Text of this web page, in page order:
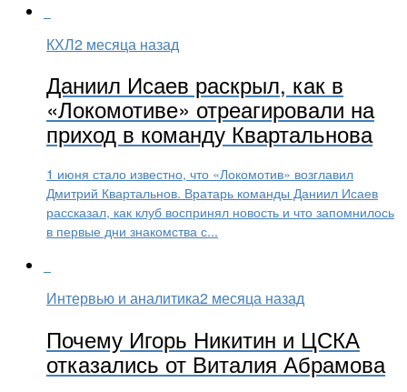
КХЛ2 месяца назад
Даниил Исаев раскрыл, как в
«Локомотиве» отреагировали на
приход в команду Квартальнова
1 июня стало известно, что «Локомотив» возглавил
Дмитрий Квартальнов. Вратарь команды Даниил Исаев
рассказал, как клуб воспринял новость и что запомнилось
в первые дни знакомства с...
Интервью и аналитика2 месяца назад
Почему Игорь Никитин и ЦСКА
отказались от Виталия Абрамова